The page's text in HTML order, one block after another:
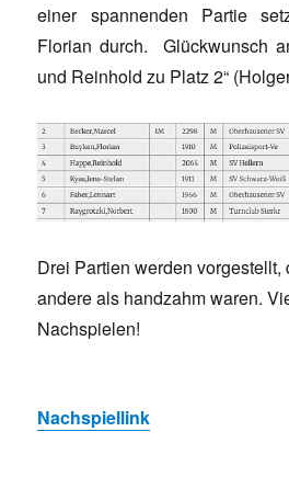
einer spannenden Partie
Florian durch. Glückwunsch
und Reinhold zu Platz 2“
Drei Partien werden
andere als handzahm waren.
Nachspielen!
Nachspiellink